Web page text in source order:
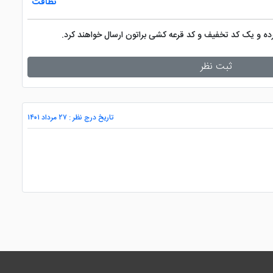
و یک کد تخفیف و کد قرعه کشی براتون ارسال خواهند کرد.
ثبت نظر
تاریخ درج نظر : ۲۷ مرداد ۱۴۰۱